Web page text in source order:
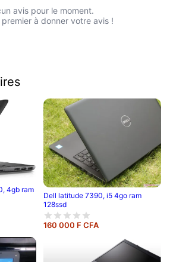
avis pour le moment.
premier à donner votre avis !
4gb ram
Dell latitude 7390, i5 4go ram
128ssd
160 000 F CFA